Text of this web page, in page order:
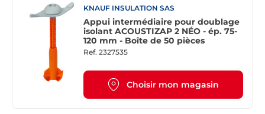
KNAUF INSULATION SAS
Appui intermédiaire pour doublage
isolant ACOUSTIZAP 2 NÉO - ép. 75-
120 mm - Boîte de 50 pièces
Ref. 2327535
Choisir mon magasin